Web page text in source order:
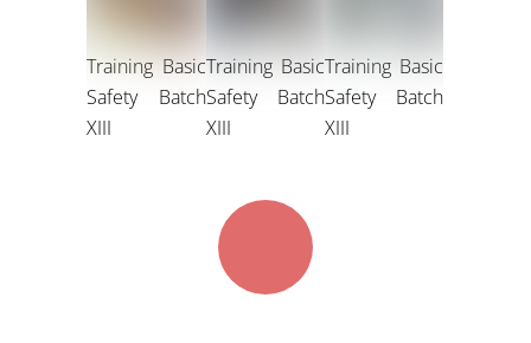
Training Basic
Safety Batch
XIII
Training Basic
Safety Batch
XIII
Training Basic
Safety Batch
XIII